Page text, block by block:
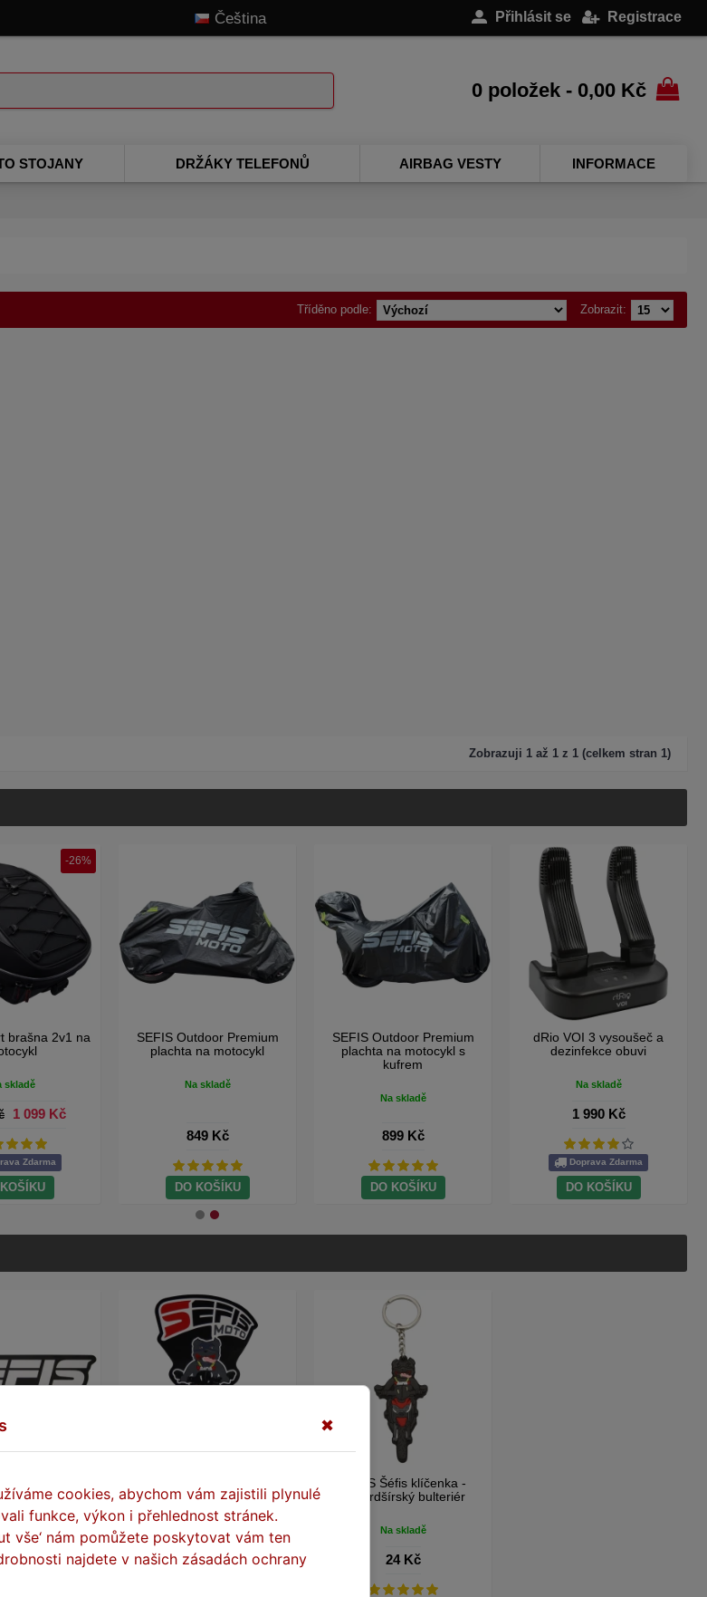
Čeština Přihlásit se Registrace
0 položek - 0,00 Kč
STOJANY DRŽÁKY TELEFONŮ AIRBAG VESTY INFORMACE
Zobrazit:
Tříděno podle:
Zobrazuji 1 až 1 z 1 (celkem stran 1)
-26%
brašna 2v1 na
skladě
1 099 Kč
Zdarma
SEFIS Outdoor Premium
plachta na motocykl
Na skladě
849 Kč
DO KOŠÍKU
SEFIS Outdoor Premium
plachta na motocykl s
kufrem
Na skladě
899 Kč
DO KOŠÍKU
dRio VOI 3 vysoušeč a
dezinfekce obuvi
Na skladě
1 990 Kč
Doprava Zdarma
DO KOŠÍKU
skladě
Kč
Na skladě
5 Kč
SEFIS Šéfis klíčenka -
stafordšírský bulteriér
Na skladě
24 Kč
✖
cookies, abychom vám zajistili plynulé
funkce, výkon i přehlednost stránek.
vše‘ nám pomůžete poskytovat vám ten
najdete v našich zásadách ochrany